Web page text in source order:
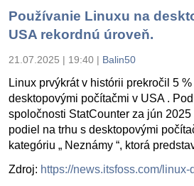
Používanie Linuxu na
USA rekordnú úroveň.
21.07.2025 | 19:40 | Balin50
Linux prvýkrát v histórii prekročil 5
desktopovými počítačmi v USA .
spoločnosti StatCounter za jún
podiel na trhu s desktopovými
kategóriu „ Neznámy “, ktorá
Zdroj: https://news.itsfoss.com/